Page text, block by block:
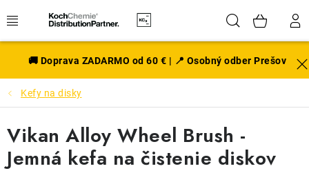
na
Hľadať
EXTERIÉR
DISKY A PNEU
INTERIÉR
PRÍSLUŠENSTVO
🚚 Doprava ZADARMO od 60 € | 📍 Osobný odber Prešov
Kefy na disky
Vikan Alloy Wheel Brush -
Jemná kefa na čistenie diskov